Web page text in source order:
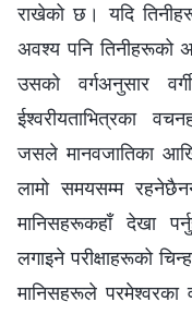
राखेको छ। यदि
अवश्य पनि तिनीहरूको
उसको वर्गअनुसार
ईश्‍वरीयताभित्रका
जसले मानवजातिका
लामो समयसम्‍म
मानिसहरूकहाँ देखा
लगाइने परीक्षाहरूको
मानिसहरूले